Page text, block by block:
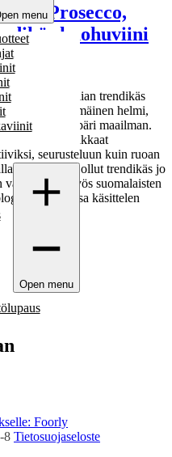
menu
Open menu
Prosecco,
kuohuviini
Pohjois-Italian trendikäs
Italian hedelmäinen helmi,
ympäri maailman.
kukkeat ja raikkaat
seurusteluun kuin ruoan
prosecco on ollut trendikäs jo
myös suomalaisten
käsittelen
Foorly
8 Tietosuojaseloste